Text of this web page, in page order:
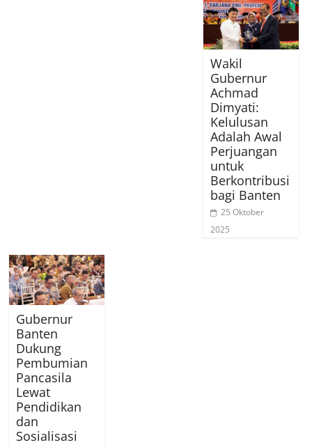
Wakil
Gubernur
Achmad
Dimyati:
Kelulusan
Adalah Awal
Perjuangan
untuk
Berkontribusi
bagi Banten
25 Oktober
2025
Gubernur
Banten
Dukung
Pembumian
Pancasila
Lewat
Pendidikan
dan
Sosialisasi